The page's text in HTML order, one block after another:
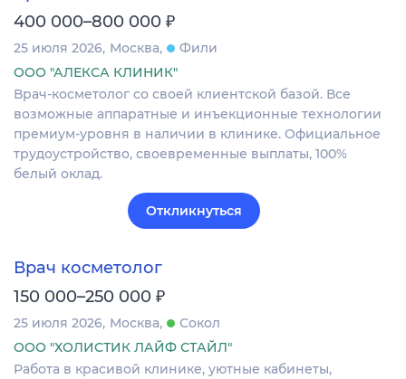
400 000–800 000 ₽
25 июля 2026 Москва
Фили
ООО "АЛЕКСА КЛИНИК"
Врач-косметолог со своей клиентской базой. Все
возможные аппаратные и инъекционные технологии
премиум-уровня в наличии в клинике. Официальное
трудоустройство, своевременные выплаты, 100%
белый оклад.
Откликнуться
Врач косметолог
150 000–250 000 ₽
25 июля 2026 Москва
Сокол
ООО "ХОЛИСТИК ЛАЙФ СТАЙЛ"
Работа в красивой клинике, уютные кабинеты,